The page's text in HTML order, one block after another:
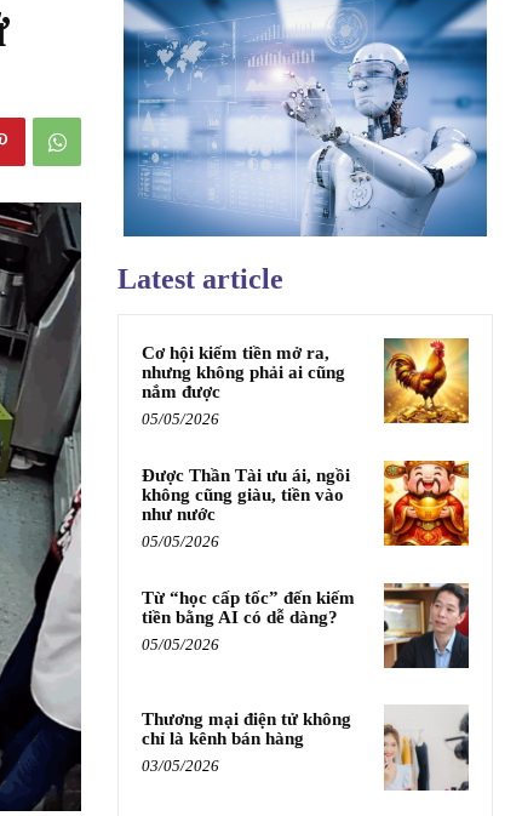
Latest article
Cơ hội kiếm tiền mở ra,
nhưng không phải ai cũng
nắm được
05/05/2026
Được Thần Tài ưu ái, ngồi
không cũng giàu, tiền vào
như nước
05/05/2026
Từ “học cấp tốc” đến kiếm
tiền bằng AI có dễ dàng?
05/05/2026
Thương mại điện tử không
chỉ là kênh bán hàng
03/05/2026